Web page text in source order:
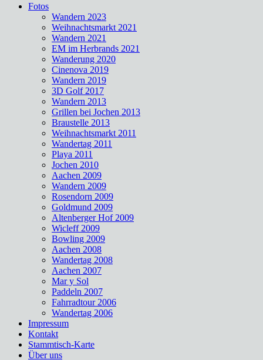
Fotos
Wandern 2023
Weihnachtsmarkt 2021
Wandern 2021
EM im Herbrands 2021
Wanderung 2020
Cinenova 2019
Wandern 2019
3D Golf 2017
Wandern 2013
Grillen bei Jochen 2013
Braustelle 2013
Weihnachtsmarkt 2011
Wandertag 2011
Playa 2011
Jochen 2010
Aachen 2009
Wandern 2009
Rosendorn 2009
Goldmund 2009
Altenberger Hof 2009
Wicleff 2009
Bowling 2009
Aachen 2008
Wandertag 2008
Aachen 2007
Mar y Sol
Paddeln 2007
Fahrradtour 2006
Wandertag 2006
Impressum
Kontakt
Stammtisch-Karte
Über uns